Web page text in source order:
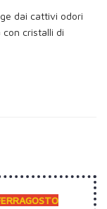
dai cattivi odori
cristalli di